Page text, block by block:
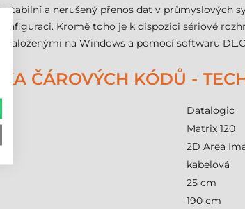
a nerušený přenos dat v průmyslových
Kromě toho je k dispozici sériové
na Windows a pomocí softwaru
ČÁROVÝCH KÓDŮ -
Datalogic
Matrix 120
2D Area
kabelová
25 cm
190 cm